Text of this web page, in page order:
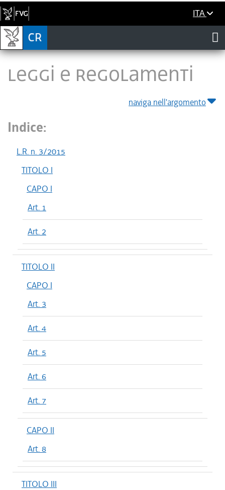
ITA
LEGGI E REGOLAMENTI
naviga nell'argomento
Indice:
L.R. n. 3/2015
TITOLO I
CAPO I
Art. 1
Art. 2
TITOLO II
CAPO I
Art. 3
Art. 4
Art. 5
Art. 6
Art. 7
CAPO II
Art. 8
TITOLO III